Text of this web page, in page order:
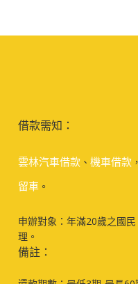
借款需知：
雲林汽車借款 、 機車借款
留車 。
申辦對象：年滿20歲之國
理。
備註：